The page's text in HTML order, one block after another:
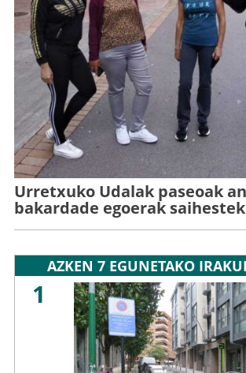
Urretxuko Udalak paseoak
bakardade egoerak
AZKEN 7 EGUNETAKO
1